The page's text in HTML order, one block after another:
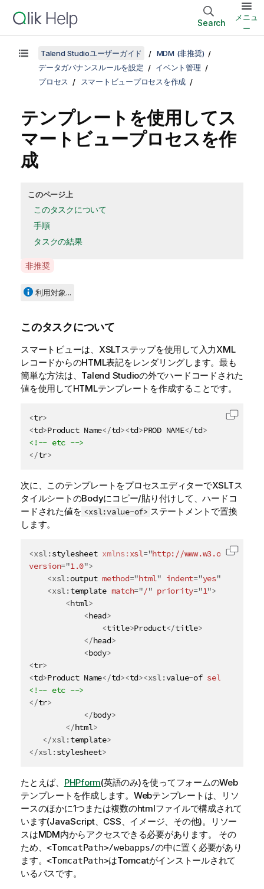
Search
メニュ
ー
Talend Studioユーザーガイド
MDM (非推奨)
データガバナンスルールを設定
イベント管理
プロセス
スマートビュープロセスを作成
テンプレートを使用してス
マートビュープロセスを作
成
このページ上
このタスクについて
手順
タスクの結果
A
a
a
i
l
i
t
非推奨
利用対象...
このタスクについて
スマートビューは、XSLTステップを使用して入力XML
レコードからのHTML表記をレンダリングします。最も
簡単な方法は、 Talend Studioの外でハードコードされた
値を使用してHTMLテンプレートを作成することです。
<tr>
<td>Product Name</td><td>PROD NAME</td>
<!-- etc -->
</tr>
コード
次に、このテンプレートをプロセスエディターでXSLTス
タイルシートのBodyにコピー/貼り付けして、ハードコ
ードされた値を <xsl:value-of> ステートメントで置換
します。
<xsl:stylesheet xmlns: xsl="http://www.w3.org/1999/
version="1.0">
<xsl:output method="html" indent="yes"
<xsl:template match="/" priority="1">
<html>
<head>
<title>Product</title>
</head>
<body>
<tr>
<td>Product Name</td><td><xsl:value-of select
<!-- etc -->
</tr>
</body>
</html>
</xsl:template>
</xsl:stylesheet>
コード
たとえば、 PHPform(英語のみ)を使ってフォームのWeb
テンプレートを作成します。Webテンプレートは、リソ
ースのほかに1つまたは複数のhtmlファイルで構成されて
います(JavaScript、CSS、イメージ、その他)。リソー
スはMDM内からアクセスできる必要があります。 その
ため、<TomcatPath>/webapps/の中に置く必要があり
ます。<TomcatPath>はTomcatがインストールされて
いるパスです。